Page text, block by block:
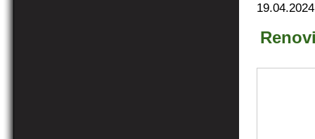
19.04.2024